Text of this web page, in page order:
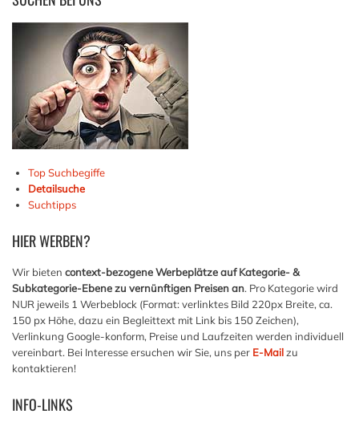
Top Suchbegiffe
Detailsuche
Suchtipps
HIERWERBEN?
Wir bieten context-bezogene Werbeplätze auf Kategorie- &
Subkategorie-Ebene zu vernünftigen Preisen an. Pro Kategorie wird
NUR jeweils 1 Werbeblock (Format: verlinktes Bild 220px Breite, ca.
150 px Höhe, dazu ein Begleittext mit Link bis 150 Zeichen),
Verlinkung Google-konform, Preise und Laufzeiten werden individuell
vereinbart. Bei Interesse ersuchen wir Sie, uns per E-Mailzu
kontaktieren!
INFO-LINKS